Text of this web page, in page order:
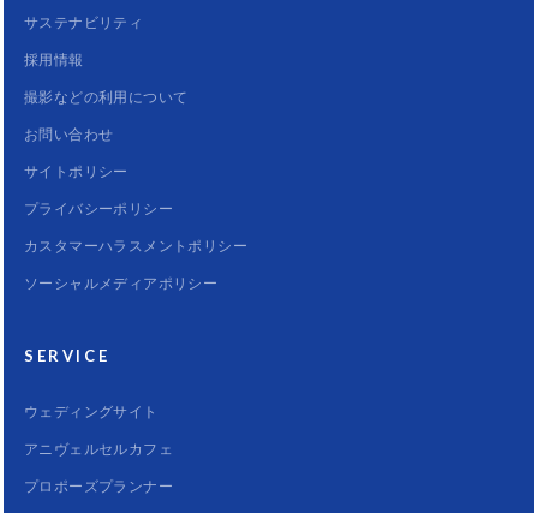
サステナビリティ
採用情報
撮影などの利用について
お問い合わせ
サイトポリシー
プライバシーポリシー
カスタマーハラスメントポリシー
ソーシャルメディアポリシー
SERVICE
ウェディングサイト
アニヴェルセルカフェ
プロポーズプランナー